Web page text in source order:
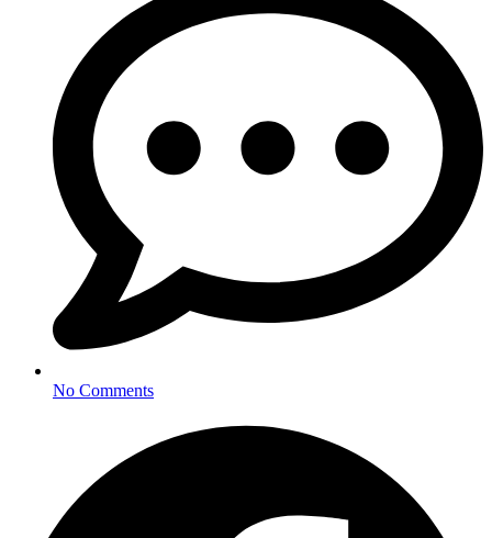
No Comments